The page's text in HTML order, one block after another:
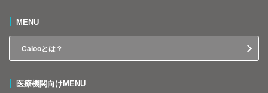
MENU
Calooとは？
医療機関向けMENU